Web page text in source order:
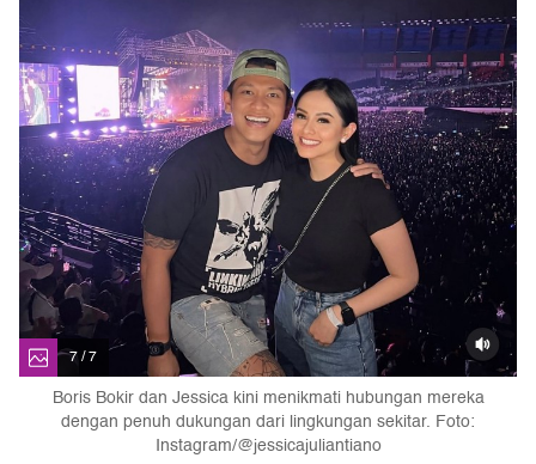
7 / 7
Boris Bokir dan Jessica kini menikmati hubungan mereka
dengan penuh dukungan dari lingkungan sekitar. Foto:
Instagram/@jessicajuliantiano